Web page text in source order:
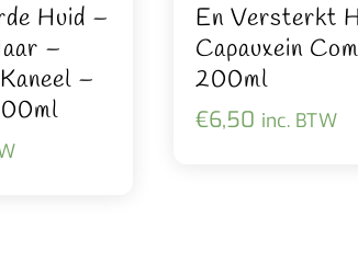
Huid –
–
–
En Versterkt
Capauxein
200ml
€6,50 inc. BTW